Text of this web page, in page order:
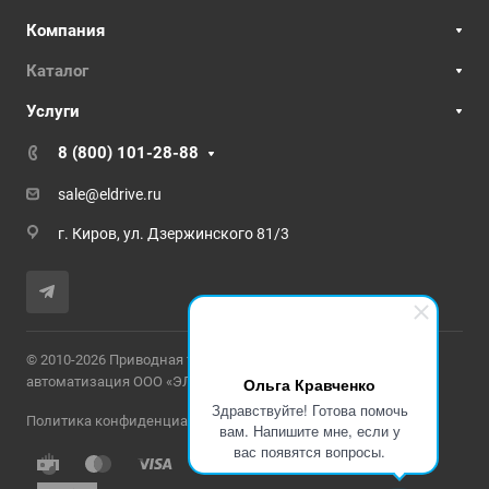
Ольга Кравченко
Здравствуйте! Готова помочь
вам. Напишите мне, если у
вас появятся вопросы.
Компания
Каталог
Услуги
8 (800) 101-28-88
sale@eldrive.ru
г. Киров, ул. Дзержинского 81/3
© 2010-2026 Приводная техника и промышленная
автоматизация ООО «ЭЛЕКТРОПРИВОД»
Политика конфиденциальности